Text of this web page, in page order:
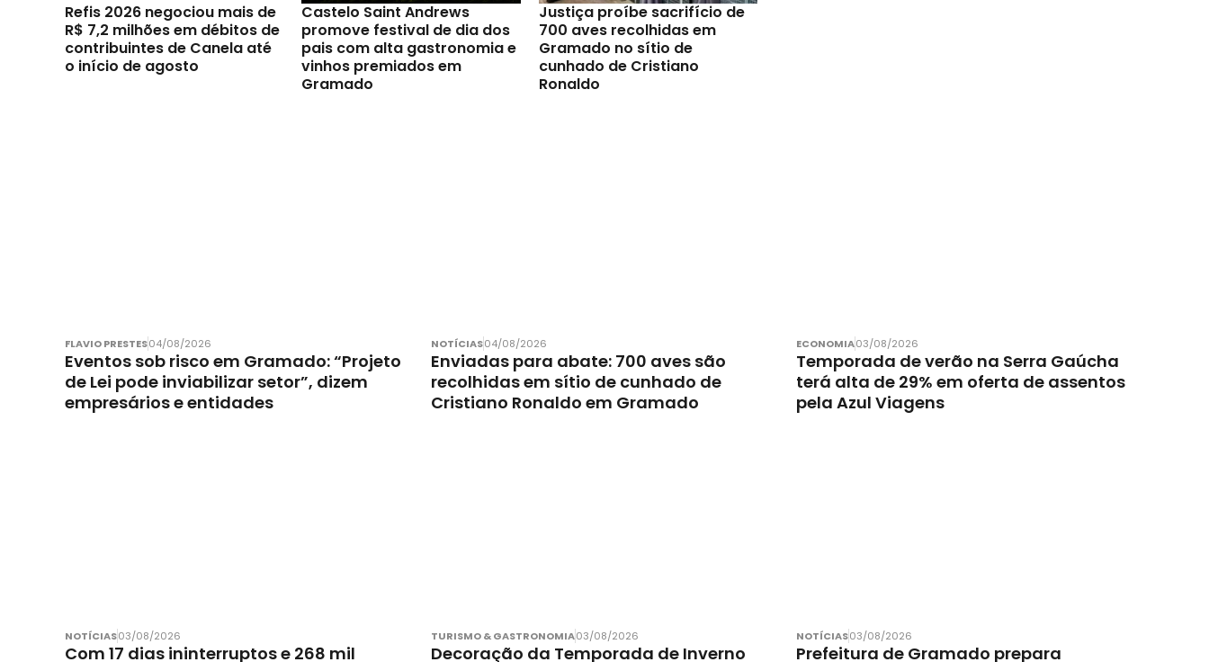
Refis 2026 negociou mais de
R$ 7,2 milhões em débitos de
contribuintes de Canela até
o início de agosto
Castelo Saint Andrews
promove festival de dia dos
pais com alta gastronomia e
vinhos premiados em
Gramado
Justiça proíbe sacrifício de
700 aves recolhidas em
Gramado no sítio de
cunhado de Cristiano
Ronaldo
FLAVIO PRESTES04/08/2026
Eventos sob risco em Gramado: “Projeto
de Lei pode inviabilizar setor”, dizem
empresários e entidades
NOTÍCIAS04/08/2026
Enviadas para abate: 700 aves são
recolhidas em sítio de cunhado de
Cristiano Ronaldo em Gramado
ECONOMIA03/08/2026
Temporada de verão na Serra Gaúcha
terá alta de 29% em oferta de assentos
pela Azul Viagens
NOTÍCIAS03/08/2026
Com 17 dias ininterruptos e 268 mil
TURISMO & GASTRONOMIA03/08/2026
Decoração da Temporada de Inverno
NOTÍCIAS03/08/2026
Prefeitura de Gramado prepara